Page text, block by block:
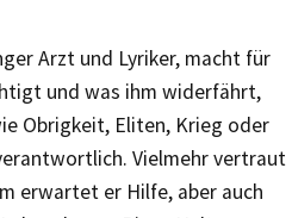
Arzt und Lyriker, macht für
und was ihm widerfährt,
Obrigkeit, Eliten, Krieg oder
Vielmehr vertraut
erwartet er Hilfe, aber auch